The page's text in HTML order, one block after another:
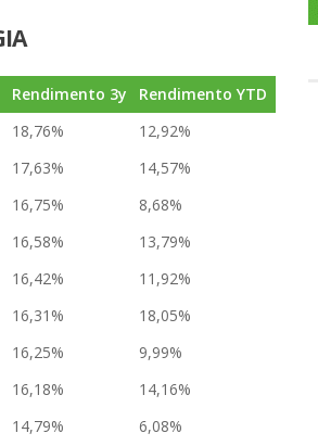
Rendimento 3y
Rendimento YTD
18,76%
12,92%
17,63%
14,57%
16,75%
8,68%
16,58%
13,79%
16,42%
11,92%
16,31%
18,05%
16,25%
9,99%
16,18%
14,16%
14,79%
6,08%